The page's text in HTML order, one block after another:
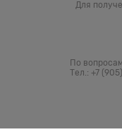
Для
По
Тел.: +7